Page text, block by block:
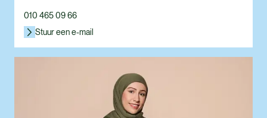
010 465 09 66
Stuur een e-mail